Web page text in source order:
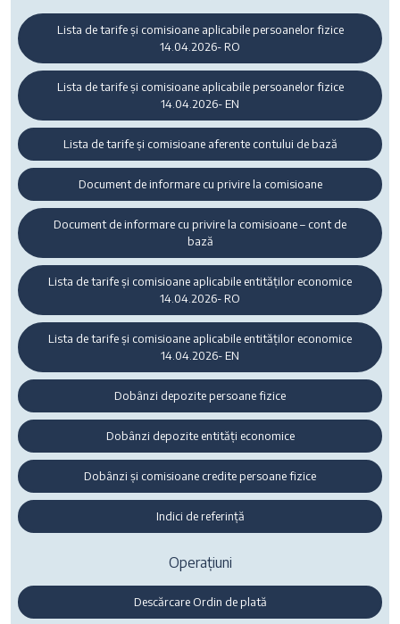
Lista de tarife și comisioane aplicabile persoanelor fizice
14.04.2026- RO
Lista de tarife și comisioane aplicabile persoanelor fizice
14.04.2026- EN
Lista de tarife și comisioane aferente contului de bază
Document de informare cu privire la comisioane
Document de informare cu privire la comisioane – cont de
bază
Lista de tarife și comisioane aplicabile entităților economice
14.04.2026- RO
Lista de tarife și comisioane aplicabile entităților economice
14.04.2026- EN
Dobânzi depozite persoane fizice
Dobânzi depozite entități economice
Dobânzi și comisioane credite persoane fizice
Indici de referință
Operațiuni
Descărcare Ordin de plată